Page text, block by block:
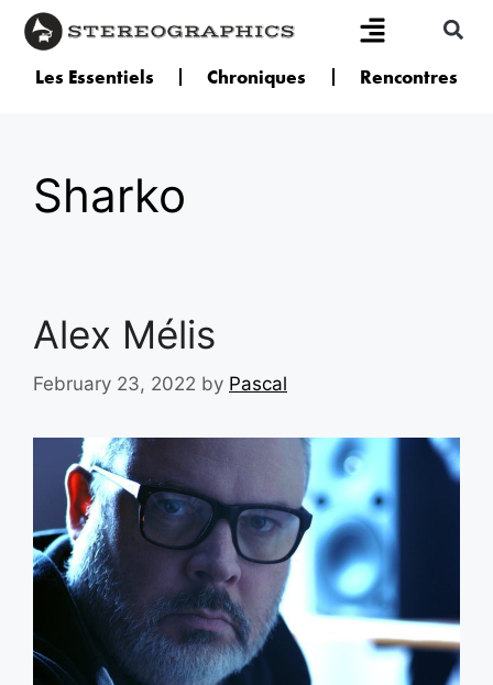
Les Essentiels Chroniques Rencontres
Sharko
Alex Mélis
February 23, 2022 by Pascal